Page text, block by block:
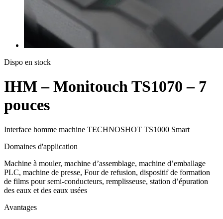
Dispo en stock
IHM – Monitouch TS1070 – 7
pouces
Interface homme machine TECHNOSHOT TS1000 Smart
Domaines d'application
Machine à mouler, machine d’assemblage, machine d’emballage
PLC, machine de presse, Four de refusion, dispositif de formation
de films pour semi-conducteurs, remplisseuse, station d’épuration
des eaux et des eaux usées
Avantages